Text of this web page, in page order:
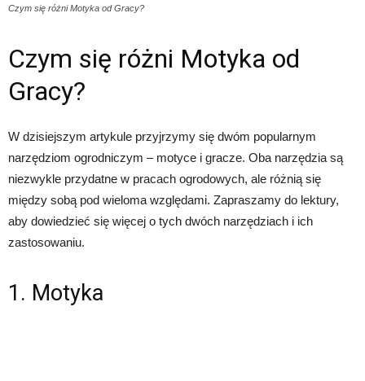
Czym się różni Motyka od Gracy?
Czym się różni Motyka od
Gracy?
W dzisiejszym artykule przyjrzymy się dwóm popularnym
narzędziom ogrodniczym – motyce i gracze. Oba narzędzia są
niezwykle przydatne w pracach ogrodowych, ale różnią się
między sobą pod wieloma względami. Zapraszamy do lektury,
aby dowiedzieć się więcej o tych dwóch narzędziach i ich
zastosowaniu.
1. Motyka